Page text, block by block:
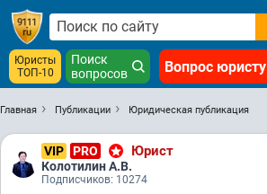
Юристы
ТОП-10
Поиск
вопросов
Вопрос юристу
Главная Публикации Юридическая публикация
VIP PRO Юрист
Колотилин А.В.
Подписчиков: 10274